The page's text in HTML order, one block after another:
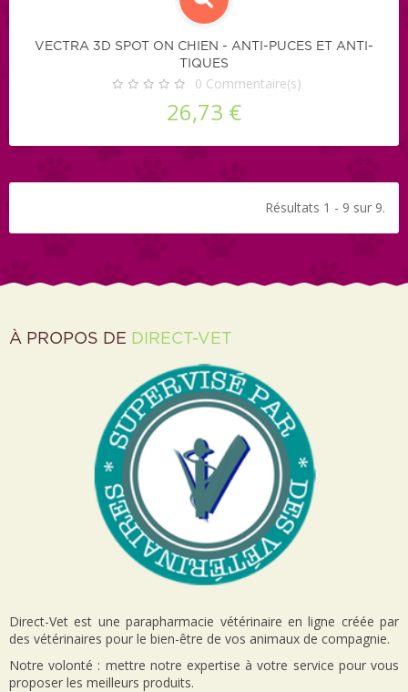
VECTRA 3D SPOT ON CHIEN - ANTI-PUCES ET ANTI-
TIQUES
0 Commentaire(s)
26,73 €
Résultats 1 - 9 sur 9.
À PROPOS DE DIRECT-VET
Direct-Vet est une parapharmacie vétérinaire en ligne créée par
des vétérinaires pour le bien-être de vos animaux de compagnie.
Notre volonté : mettre notre expertise à votre service pour vous
proposer les meilleurs produits.